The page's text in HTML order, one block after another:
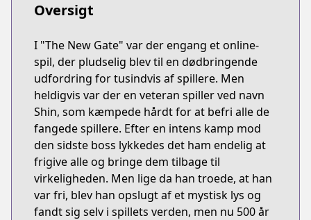
Oversigt
I "The New Gate" var der engang et online-
spil, der pludselig blev til en dødbringende
udfordring for tusindvis af spillere. Men
heldigvis var der en veteran spiller ved navn
Shin, som kæmpede hårdt for at befri alle de
fangede spillere. Efter en intens kamp mod
den sidste boss lykkedes det ham endelig at
frigive alle og bringe dem tilbage til
virkeligheden. Men lige da han troede, at han
var fri, blev han opslugt af et mystisk lys og
fandt sig selv i spillets verden, men nu 500 år